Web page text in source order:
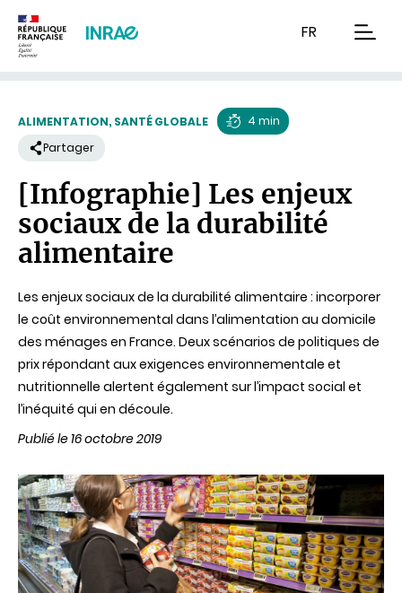
FR
ALIMENTATION, SANTÉ GLOBALE
lecture
4 min
Partager
[Infographie] Les enjeux
sociaux de la durabilité
alimentaire
Les enjeux sociaux de la durabilité alimentaire : incorporer
le coût environnemental dans l’alimentation au domicile
des ménages en France. Deux scénarios de politiques de
prix répondant aux exigences environnementale et
nutritionnelle alertent également sur l’impact social et
l’inéquité qui en découle.
Publié le 16 octobre 2019